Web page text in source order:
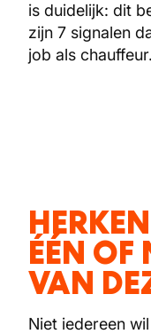
is duidelijk: dit
zijn 7 signalen
job als chauffeur.
ÉÉN OF
VAN
Niet iedereen